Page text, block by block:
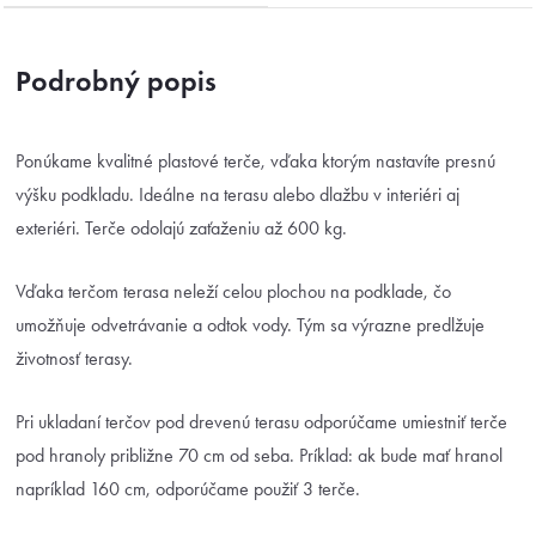
Podrobný popis
Ponúkame kvalitné plastové terče, vďaka ktorým nastavíte presnú
výšku podkladu. Ideálne na terasu alebo dlažbu v interiéri aj
exteriéri. Terče odolajú zaťaženiu až 600 kg.
Vďaka terčom terasa neleží celou plochou na podklade, čo
umožňuje odvetrávanie a odtok vody. Tým sa výrazne predlžuje
životnosť terasy.
Pri ukladaní terčov pod drevenú terasu odporúčame umiestniť terče
pod hranoly približne 70 cm od seba. Príklad: ak bude mať hranol
napríklad 160 cm, odporúčame použiť 3 terče.